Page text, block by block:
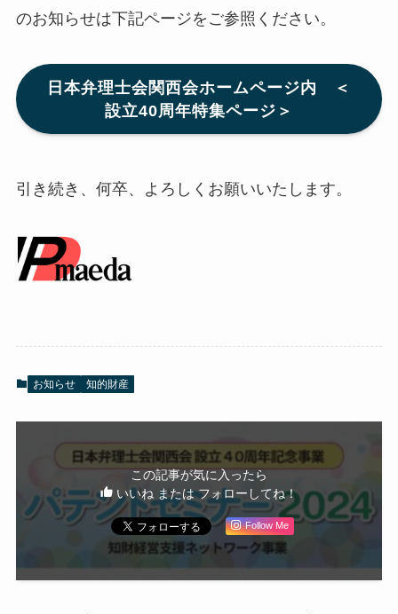
のお知らせは下記ページをご参照ください。
日本弁理士会関西会ホームページ内 ＜
設立40周年特集ページ＞
引き続き、何卒、よろしくお願いいたします。
お知らせ 知的財産
この記事が気に入ったら
いいね または フォローしてね！
Follow Me